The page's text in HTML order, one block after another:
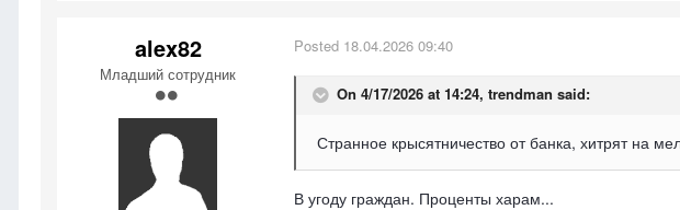
alex82
Младший сотрудник
Posted 18.04.2026 09:40
On 4/17/2026 at 14:24, trendman said:
Странное крысятничество от банка, хитрят на
В угоду граждан. Проценты харам...